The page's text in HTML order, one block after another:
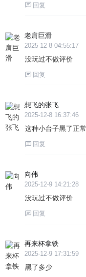
回复
老肩巨滑
2025-12-8 04:55:17
没玩过不做评价
回复
想飞的张飞
2025-12-8 16:37:46
这种小台子黑了正常
回复
向伟
2025-12-9 14:21:28
没玩过不做评价
回复
再来杯拿铁
2025-12-9 17:31:59
黑了多少